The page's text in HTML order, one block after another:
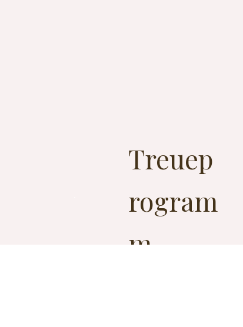
Treuep
rogram
m